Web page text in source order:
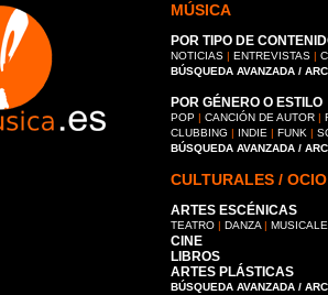
MÚSICA
POR TIPO DE
NOTICIAS | ENTREVISTAS |
BÚSQUEDA AVANZADA /
POR GÉNERO O ESTILO
POP | CANCIÓN DE AUTOR |
CLUBBING | INDIE | FUNK |
BÚSQUEDA AVANZADA /
CULTURALES / OCIO
ARTES ESCÉNICAS
TEATRO | DANZA |
CINE
LIBROS
ARTES PLÁSTICAS
BÚSQUEDA AVANZADA /